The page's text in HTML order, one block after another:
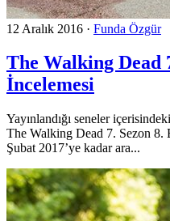
12 Aralık 2016 · Funda Özgür
The Walking Dead
İncelemesi
Yayınlandığı seneler
The Walking Dead 7. Sezon
Şubat 2017’ye kadar ara...